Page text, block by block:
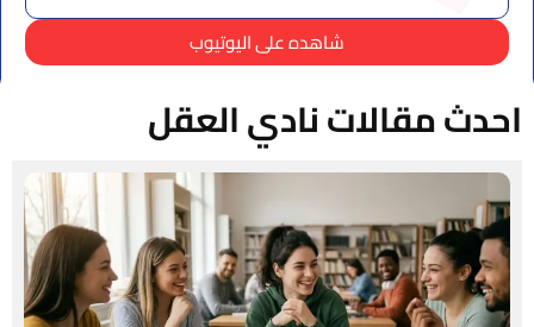
شاهده على اليوتيوب
احدث مقالات نادي العقل